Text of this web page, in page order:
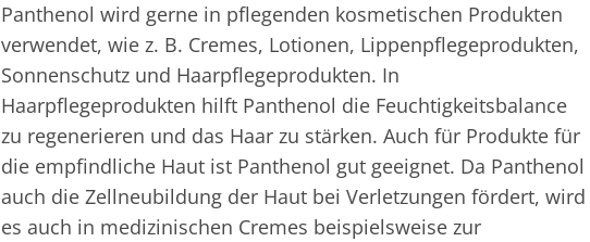
Panthenol wird gerne in pflegenden kosmetischen Produkten
verwendet, wie z. B. Cremes, Lotionen, Lippenpflegeprodukten,
Sonnenschutz und Haarpflegeprodukten. In
Haarpflegeprodukten hilft Panthenol die Feuchtigkeitsbalance
zu regenerieren und das Haar zu stärken. Auch für Produkte für
die empfindliche Haut ist Panthenol gut geeignet. Da Panthenol
auch die Zellneubildung der Haut bei Verletzungen fördert, wird
es auch in medizinischen Cremes beispielsweise zur